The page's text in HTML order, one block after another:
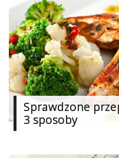
Sprawdzone
3 sposoby